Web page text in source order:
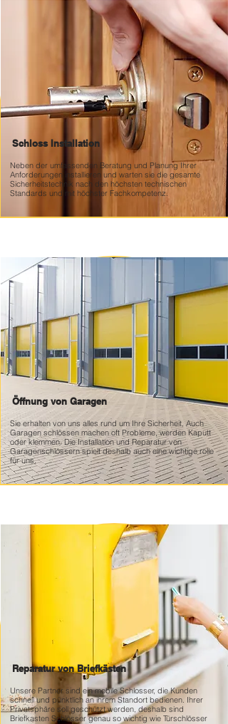
Schloss Installation
Neben der umfassenden Beratung und Planung Ihrer
Anforderungen installieren und warten sie die gesamte
Sicherheitstechnik nach den höchsten technischen
Standards und mit höchster Fachkompetenz.
Öffnung von Garagen
Sie erhalten von uns alles rund um Ihre Sicherheit, Auch
Garagen schlössen machen oft Probleme, werden Kaputt
oder klemmen. Die Installation und Reparatur von
Garagenschlössern spielt deshalb auch eine wichtige rolle
für uns.
Reparatur von Briefkästen
Unsere Partner sind ein mobile Schlosser, die Kunden
schnell und pünktlich an ihrem Standort bedienen. Ihrer
Privatsphäre soll geschützt werden, deshalb sind
Briefkasten Schlösser genau so wichtig wie Türschlösser